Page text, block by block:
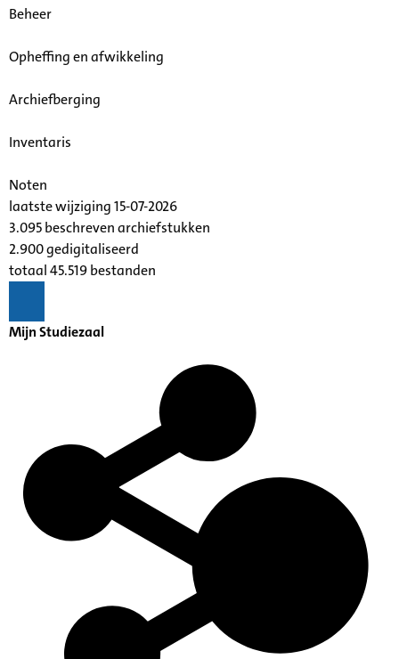
Beheer
Opheffing en afwikkeling
Archiefberging
Inventaris
Noten
laatste wijziging 15-07-2026
3.095 beschreven archiefstukken
2.900 gedigitaliseerd
totaal 45.519 bestanden
Mijn Studiezaal